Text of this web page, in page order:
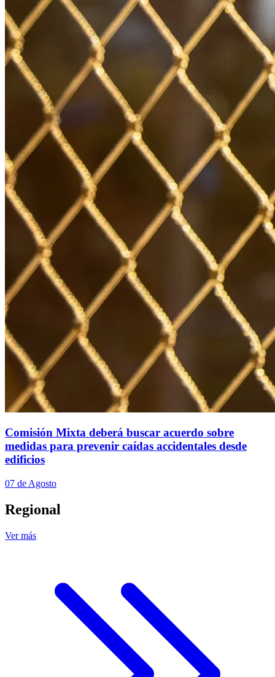
Comisión Mixta deberá buscar acuerdo sobre
medidas para prevenir caídas accidentales desde
edificios
07 de Agosto
Regional
Ver más